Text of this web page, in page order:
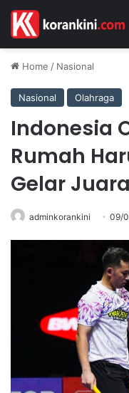
Home / Nasional
Nasional Olahraga
Indonesia
Rumah
Gelar Juara
adminkorankini 09/